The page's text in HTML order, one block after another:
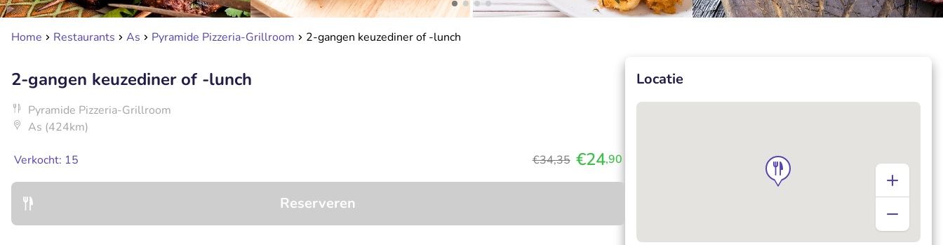
Home Restaurants As Pyramide Pizzeria-Grillroom 2-gangen keuzediner of -lunch
2-gangen keuzediner of -lunch
Pyramide Pizzeria-Grillroom
As (424km)
Verkocht: 15 €34,35 €24,90
Reserveren
Locatie